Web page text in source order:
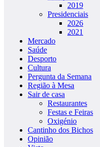
2019
Presidenciais
2026
2021
Mercado
Saúde
Desporto
Cultura
Pergunta da Semana
Região à Mesa
Sair de casa
Restaurantes
Festas e Feiras
Oxigénio
Cantinho dos Bichos
Opinião